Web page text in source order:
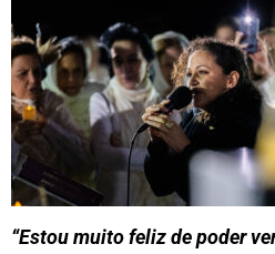
“Estou muito feliz de poder